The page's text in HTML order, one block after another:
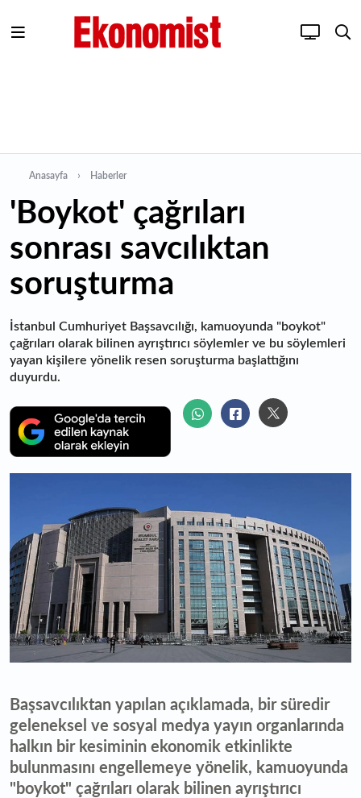
Anasayfa Haberler
'Boykot' çağrıları
sonrası savcılıktan
soruşturma
İstanbul Cumhuriyet Başsavcılığı, kamuoyunda "boykot"
çağrıları olarak bilinen ayrıştırıcı söylemler ve bu söylemleri
yayan kişilere yönelik resen soruşturma başlattığını
duyurdu.
Başsavcılıktan yapılan açıklamada, bir süredir
geleneksel ve sosyal medya yayın organlarında
halkın bir kesiminin ekonomik etkinlikte
bulunmasını engellemeye yönelik, kamuoyunda
"boykot" çağrıları olarak bilinen ayrıştırıcı